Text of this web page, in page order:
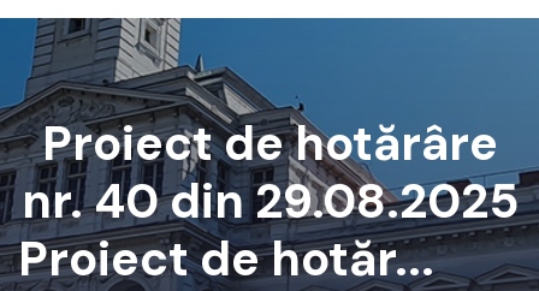
Proiect de hotărâre
nr. 40 din 29.08.2025
Proiect de hotăr...